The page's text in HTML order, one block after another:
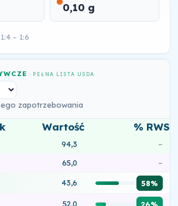
0,10 g
– 1:6
· PEŁNA LISTA USDA
zapotrzebowania
Wartość % RWS
94,3
–
65,0 –
43,6 58%
52,0